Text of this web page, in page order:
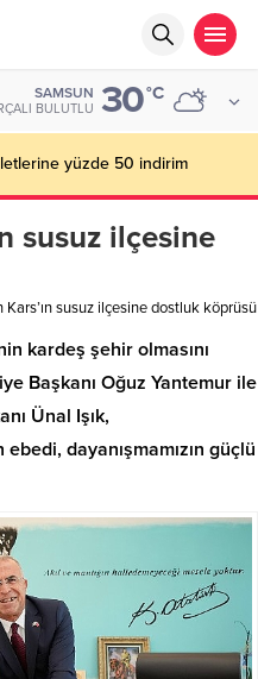
SAMSUN
BULUTLU 30°C
yüzde 50 indirim
susuz ilçesine
Kars’ın susuz ilçesine dostluk köprüsü
kardeş şehir olmasını
Başkanı Oğuz Yantemur ile
Ünal Işık,
dayanışmamızın güçlü